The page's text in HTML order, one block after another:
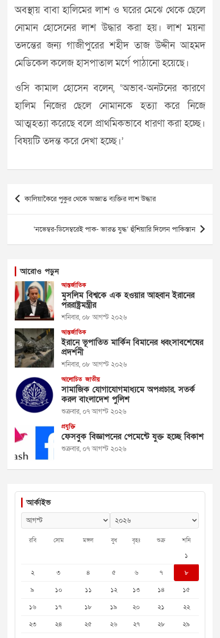
অবস্থায় বাবা হালিমের লাশ ও ঘরের মেঝে থেকে ছেলে
নোমান হোসেনের লাশ উদ্ধার করা হয়। লাশ ময়না
তদন্তের জন্য গাজীপুরের শহীদ তাজ উদ্দীন আহমদ
মেডিকেল কলেজ হাসপাতাল মর্গে পাঠানো হয়েছে।
ওসি কামাল হোসেন বলেন, ‘অভাব-অনটনের কারণে
হালিম নিজের ছেলে নোমানকে হত্যা করে নিজে
আত্মহত্যা করেছে বলে প্রাথমিকভাবে ধারণা করা হচ্ছে।
বিষয়টি তদন্ত করে দেখা হচ্ছে।’
Post
navigation
কালিয়াকৈরে পুকুর থেকে অজ্ঞাত ব্যক্তির লাশ উদ্ধার
‘নভেম্বর-ডিসেম্বরেই পাক- ভারত যুদ্ধ’ হুঁশিয়ারি দিলেন পাকিস্তান
আরোও পড়ুন
আন্তর্জাতিক
মুসলিম বিশ্বকে এক হওয়ার আহ্বান ইরানের
পররাষ্ট্রমন্ত্রীর
শনিবার, ০৮ আগস্ট ২০২৬
আন্তর্জাতিক
ইরানে ভূপাতিত মার্কিন বিমানের ধ্বংসাবশেষের
প্রদর্শনী
শনিবার, ০৮ আগস্ট ২০২৬
আলোচিত জাতীয়
সামাজিক যোগাযোগমাধ্যমে অপপ্রচার, সতর্ক
করল বাংলাদেশ পুলিশ
শুক্রবার, ০৭ আগস্ট ২০২৬
প্রযুক্তি
ফেসবুক বিজ্ঞাপনের পেমেন্টে যুক্ত হচ্ছে বিকাশ
শুক্রবার, ০৭ আগস্ট ২০২৬
আর্কাইভ
রবি সোম মঙ্গল বুধ বৃহঃ শুক্র শনি
১
২
৩ ৪ ৫ ৬ ৭
৮
৯
১০ ১১ ১২ ১৩ ১৪
১৫
১৬
১৭ ১৮ ১৯ ২০ ২১
২২
২৩
২৪ ২৫ ২৬ ২৭ ২৮
২৯